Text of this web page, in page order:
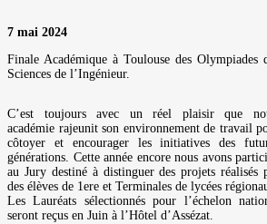
7 mai 2024
Finale Académique à Toulouse des Olympiades
Sciences de l’Ingénieur.
C’est toujours avec un réel plaisir que
académie rajeunit son environnement de travail
côtoyer et encourager les initiatives des
générations. Cette année encore nous avons
au Jury destiné à distinguer des projets réalisés
des élèves de 1ere et Terminales de lycées
Les Lauréats sélectionnés pour l’échelon
seront reçus en Juin à l’Hôtel d’Assézat.